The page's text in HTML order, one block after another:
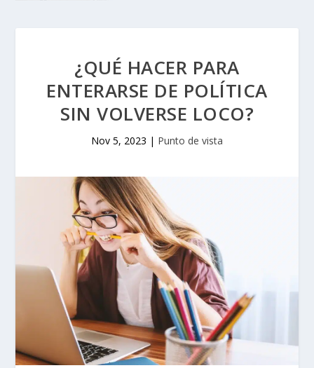
¿QUÉ HACER PARA
ENTERARSE DE POLÍTICA
SIN VOLVERSE LOCO?
Nov 5, 2023 | Punto de vista